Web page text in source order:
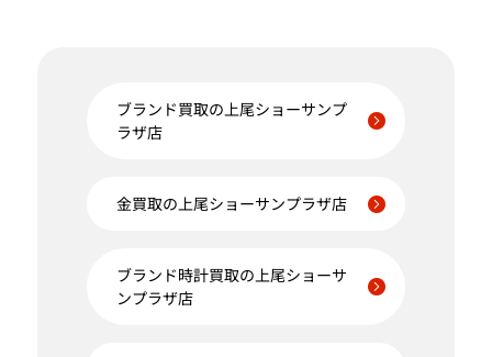
ブランド買取の上尾ショーサンプ
ラザ店
金買取の上尾ショーサンプラザ店
ブランド時計買取の上尾ショーサ
ンプラザ店